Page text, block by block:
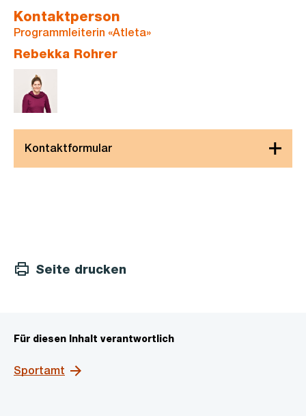
Kontaktperson
Programmleiterin «Atleta»
Rebekka Rohrer
Seite drucken
Für diesen Inhalt verantwortlich
Sportamt